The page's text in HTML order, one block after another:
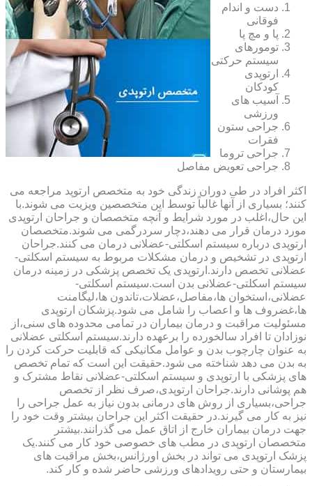
دست و اندام
فوقانی
پا و مچ پا
تومورهای
سیستم حرکتی
ارتوپدی
کودکان
آسیب های
ورزشی
جراحی ستون
فقرات
جراحی تروما
جراحی تعویض مفاصل
اکثر افراد در طی دوران زندگی خود به متخصص ارتوپد مراجعه می
کنند؛ بسیاری از آنها غالباً توسط این متخصصین ویزیت می شوند.با
این حال،اغلب در مورد شرایط و آنچه متخصصان و جراحان ارتوپدی
مورد درمان قرار می دهند،دچار سردرگمی می شوند.متخصصان
ارتوپدی درباره سیستم اسکلتی-عضلانی درمان می کنند.جراحان
ارتوپدی در تشخیص و درمان مشکلات مربوط به سیستم اسکلتی-
عضلانی تخصص دارند.ارتوپدی یک تخصص پزشکی در زمینه درمان
سیستم اسکلتی-عضلانی بدن است.سیستم اسکلتی-
عضلانی،استخوان ها،مفاصل،عضلات،تاندون ها،لیگامنت
ها،غضروف ها و اعصاب را شامل می شود.پزشکان ارتوپدی
مسئولیت مراقبت و درمان بیماران در تمامی محدوده های سنی،از
نوزادان تا افراد سالخورده را برعهده دارند.سیستم اسکلتی عضلانی
به عنوان چارچوب بدن و عوامل مکانیکی که قابلیت حرکت کردن را
به بدن می دهد شناخته می شود.حقیقت این است که تمام تخصص
های پزشکی با ارتوپدی و سیستم اسکلتی-عضلانی نقاط مشترک و
هم پوشانی دارند.جراحان ارتوپدی،صرف نظر از تخصص
جراحی،بسیاری از روش های درمانی بدون نیاز به عمل جراحی را
نیز به کار می گیرند.در حقیقت اکثر این جراحان بیشتر وقت خود را
جهت درمان بیماران خارج از اتاق عمل می گذرانند.بیشتر
متخصصان ارتوپدی در مطب های خصوصی خود کار می کنند.یک
پزشک ارتوپدی می تواند در بخش اورژانس،بخش مراقبت های
بیمارستان و حتی رویدادهای ورزشی حاضر شده و کار کند.